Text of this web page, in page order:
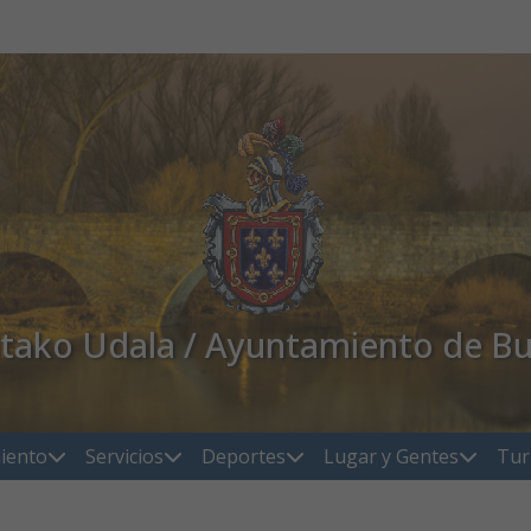
Udala / Ayuntamiento de
Servicios Deportes Lugar y Gentes